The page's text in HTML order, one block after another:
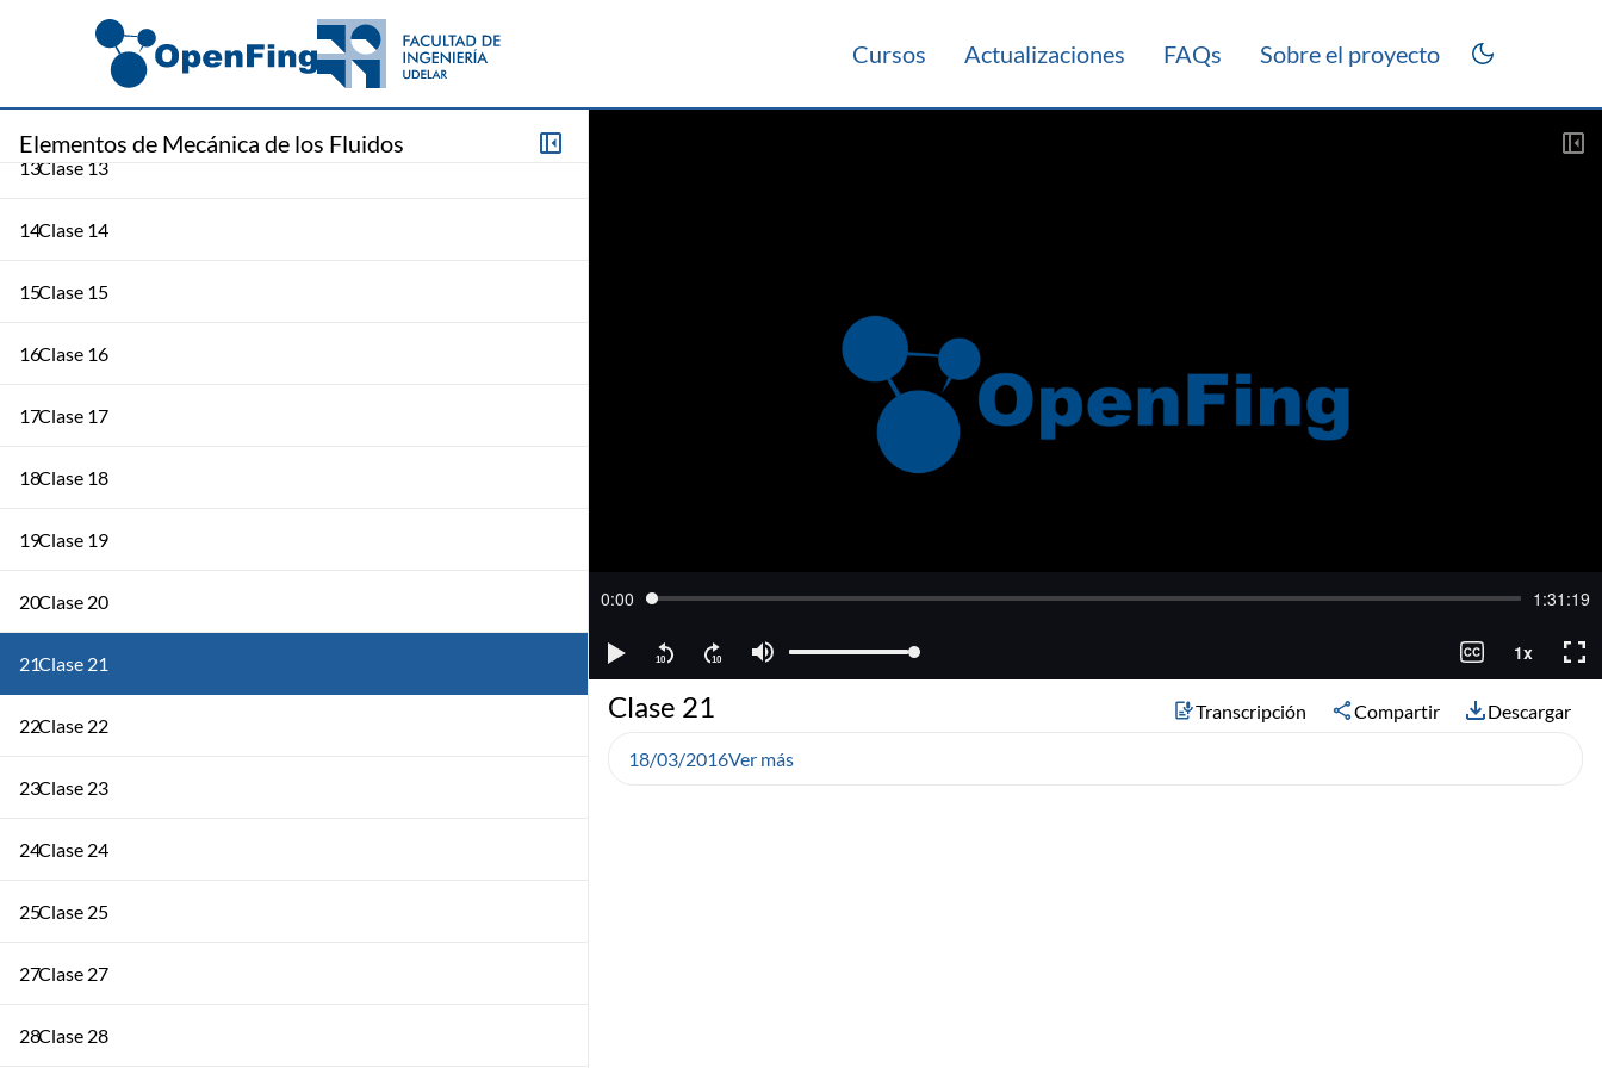
Cursos Actualizaciones FAQs Sobre el proyecto
Elementos de Mecánica de los Fluidos
Clase 11
12Clase 12
13Clase 13
14Clase 14
15Clase 15
16Clase 16
17Clase 17
18Clase 18
19Clase 19
20Clase 20
21Clase 21
22Clase 22
23Clase 23
24Clase 24
25Clase 25
27Clase 27
28Clase 28
Clase 21 Transcripción Compartir Descargar
18/03/2016Ver más